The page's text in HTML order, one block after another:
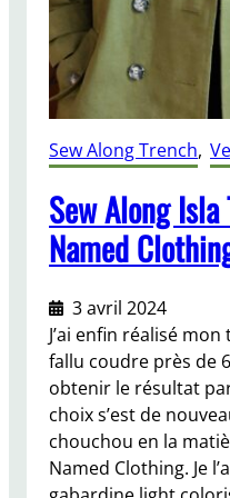
Sew Along Trench,
Sew Along
Named
3 avril 2024
J’ai enfin réalisé
fallu coudre près de
obtenir le résultat
choix s’est de
chouchou en la
Named Clothing. Je